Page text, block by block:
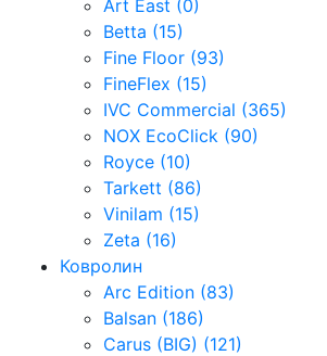
Art East (0)
Betta (15)
Fine Floor (93)
FineFlex (15)
IVC Commercial (365)
NOX EcoClick (90)
Royce (10)
Tarkett (86)
Vinilam (15)
Zeta (16)
Ковролин
Arc Edition (83)
Balsan (186)
Carus (BIG) (121)